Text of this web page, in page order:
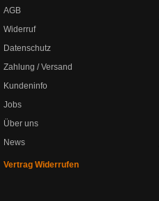
AGB
Widerruf
Datenschutz
Zahlung / Versand
Kundeninfo
Jobs
Über uns
News
Vertrag Widerrufen